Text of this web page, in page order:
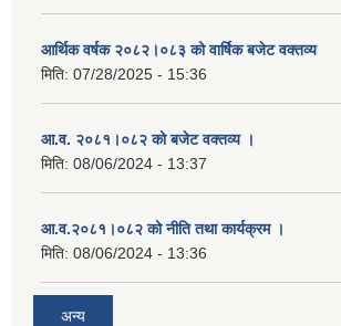
आर्थिक वर्षक २०८२।०८३ को वार्षिक बजेट वक्तव्य
मिति: 07/28/2025 - 15:36
आ.व. २०८१।०८२ को बजेट वक्तव्य ।
मिति: 08/06/2024 - 13:37
आ.व.२०८१।०८२ को नीति तथा कार्यक्रम ।
मिति: 08/06/2024 - 13:36
अन्य